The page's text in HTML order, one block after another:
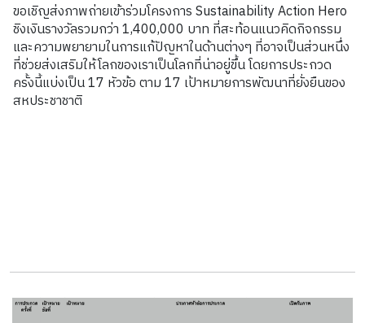
ขอเชิญส่งภาพถ่ายเข้าร่วมโครงการ Sustainability Action Hero
ชิงเงินรางวัลรวมกว่า 1,400,000 บาท ที่สะท้อนแนวคิดกิจกรรม
และความพยายามในการแก้ปัญหาในด้านต่างๆ ที่อาจเป็นส่วนหนึ่ง
ที่ช่วยส่งเสริมให้โลกของเราเป็นโลกที่น่าอยู่ขึ้น โดยการประกวด
ครั้งนี้แบ่งเป็น 17 หัวข้อ ตาม 17 เป้าหมายการพัฒนาที่ยั่งยืนของ
สหประชาชาติ